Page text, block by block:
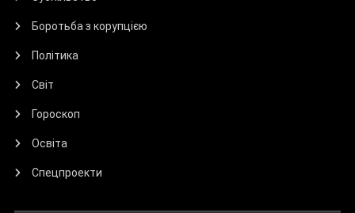
Боротьба з корупцією
Політика
Світ
Гороскоп
Освіта
Спецпроекти